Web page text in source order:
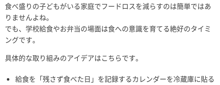
食べ盛りの子どもがいる家庭でフードロスを減らすのは簡単ではあ
りませんよね。
でも、学校給食やお弁当の場面は食への意識を育てる絶好のタイミ
ングです。
具体的な取り組みのアイデアはこちらです。
給食を「残さず食べた日」を記録するカレンダーを冷蔵庫に貼る